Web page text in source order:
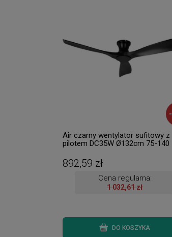
-
Air czarny wentylator sufitowy z
pilotem DC35W Ø132cm 75-140
892,59 zł
Cena regularna:
1 032,61 zł
DO KOSZYKA